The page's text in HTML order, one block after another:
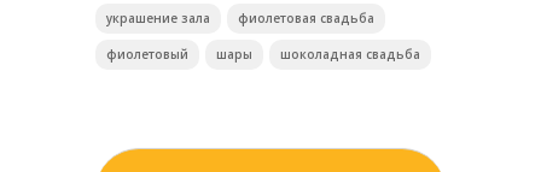
украшение зала фиолетовая свадьба
фиолетовый шары шоколадная свадьба